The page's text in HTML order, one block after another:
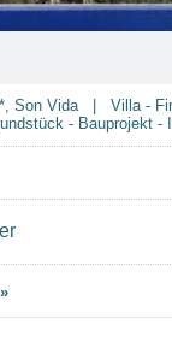
Son Vida | Villa -
- Bauprojekt -